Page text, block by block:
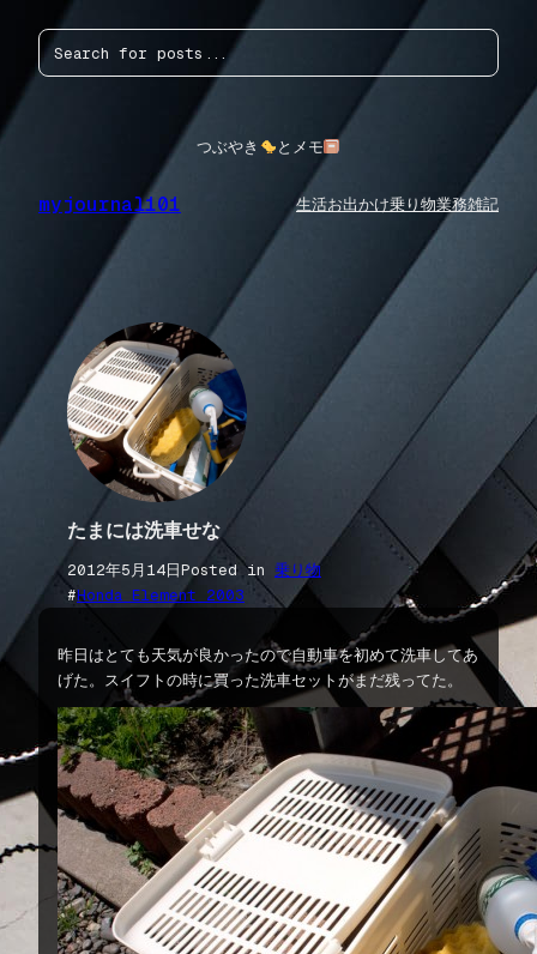
ス
キ
検
索
つぶやき とメモ
myjournal101 生活お出かけ乗り物業務雑記
たまには洗車せな
2012年5月14日 Posted in 乗り物
#Honda Element 2003
昨日はとても天気が良かったので自動車を初めて洗車してあ
げた。スイフトの時に買った洗車セットがまだ残ってた。